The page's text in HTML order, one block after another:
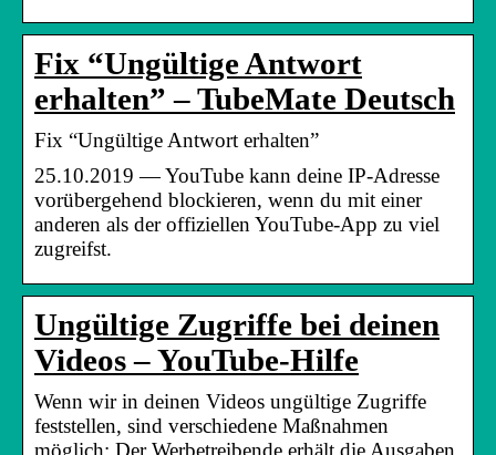
Fix “Ungültige Antwort
erhalten” – TubeMate Deutsch
Fix “Ungültige Antwort erhalten”
25.10.2019 — YouTube kann deine IP-Adresse
vorübergehend blockieren, wenn du mit einer
anderen als der offiziellen YouTube-App zu viel
zugreifst.
Ungültige Zugriffe bei deinen
Videos – YouTube-Hilfe
Wenn wir in deinen Videos ungültige Zugriffe
feststellen, sind verschiedene Maßnahmen
möglich: Der Werbetreibende erhält die Ausgaben